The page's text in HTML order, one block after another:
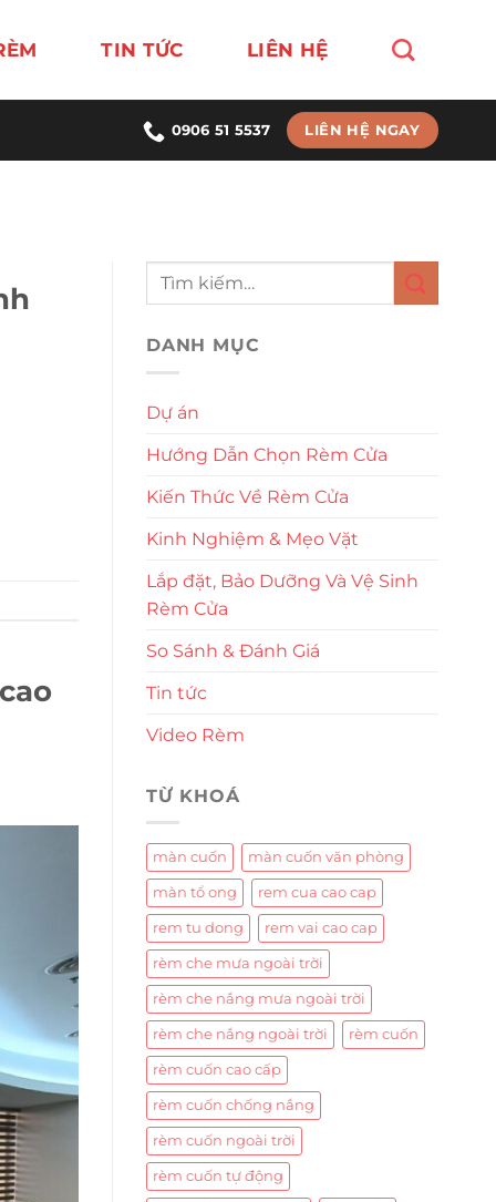
TIN TỨC LIÊN HỆ
0906 51 5537 LIÊN HỆ NGAY
DANH MỤC
Dự án
Hướng Dẫn Chọn Rèm Cửa
Kiến Thức Về Rèm Cửa
Kinh Nghiệm & Mẹo Vặt
Lắp đặt, Bảo Dưỡng Và Vệ Sinh
Rèm Cửa
So Sánh & Đánh Giá
Tin tức
Video Rèm
TỪ KHOÁ
màn cuốn màn cuốn văn phòng
màn tổ ong rem cua cao cap
rem tu dong rem vai cao cap
rèm che mưa ngoài trời
rèm che nắng mưa ngoài trời
rèm che nắng ngoài trời rèm cuốn
rèm cuốn cao cấp
rèm cuốn chống nắng
rèm cuốn ngoài trời
rèm cuốn tự động